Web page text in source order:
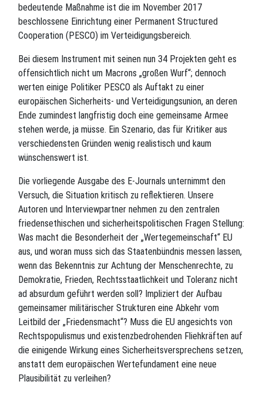
bedeutende Maßnahme ist die im November 2017
beschlossene Einrichtung einer Permanent Structured
Cooperation (PESCO) im Verteidigungsbereich.
Bei diesem Instrument mit seinen nun 34 Projekten geht es
offensichtlich nicht um Macrons „großen Wurf“; dennoch
werten einige Politiker PESCO als Auftakt zu einer
europäischen Sicherheits- und Verteidigungsunion, an deren
Ende zumindest langfristig doch eine gemeinsame Armee
stehen werde, ja müsse. Ein Szenario, das für Kritiker aus
verschiedensten Gründen wenig realistisch und kaum
wünschenswert ist.
Die vorliegende Ausgabe des E-Journals unternimmt den
Versuch, die Situation kritisch zu reflektieren. Unsere
Autoren und Interviewpartner nehmen zu den zentralen
friedensethischen und sicherheitspolitischen Fragen Stellung:
Was macht die Besonderheit der „Wertegemeinschaft“ EU
aus, und woran muss sich das Staatenbündnis messen lassen,
wenn das Bekenntnis zur Achtung der Menschenrechte, zu
Demokratie, Frieden, Rechtsstaatlichkeit und Toleranz nicht
ad absurdum geführt werden soll? Impliziert der Aufbau
gemeinsamer militärischer Strukturen eine Abkehr vom
Leitbild der „Friedensmacht“? Muss die EU angesichts von
Rechtspopulismus und existenzbedrohenden Fliehkräften auf
die einigende Wirkung eines Sicherheitsversprechens setzen,
anstatt dem europäischen Wertefundament eine neue
Plausibilität zu verleihen?